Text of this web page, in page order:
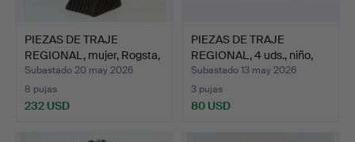
PIEZAS DE TRAJE
REGIONAL, mujer, Rogsta,
d…
Subastado 20 may 2026
8 pujas
232 USD
PIEZAS DE TRAJE
REGIONAL, 4 uds., niño,
in…
Subastado 13 may 2026
3 pujas
80 USD